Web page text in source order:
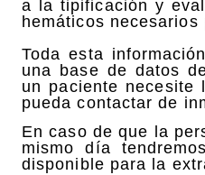
a la tipificación y
hemáticos necesarios
Toda esta
una base de datos
un paciente necesite
pueda contactar de
En caso de que la
mismo día
disponible para la